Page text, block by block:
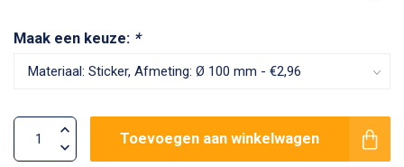
Maak een keuze: *
Toevoegen aan winkelwagen